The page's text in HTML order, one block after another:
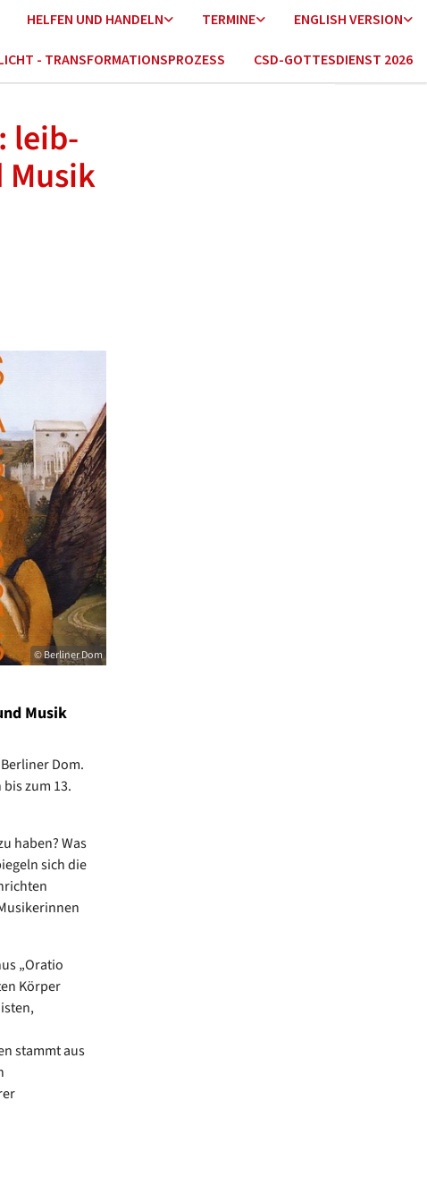
HELFEN UND HANDELN TERMINE ENGLISH VERSION
- TRANSFORMATIONSPROZESS CSD-GOTTESDIENST 2026
leib-
© Berliner Dom
Musik
Dom.
zum 13.
haben? Was
sich die
„Oratio
Körper
stammt aus